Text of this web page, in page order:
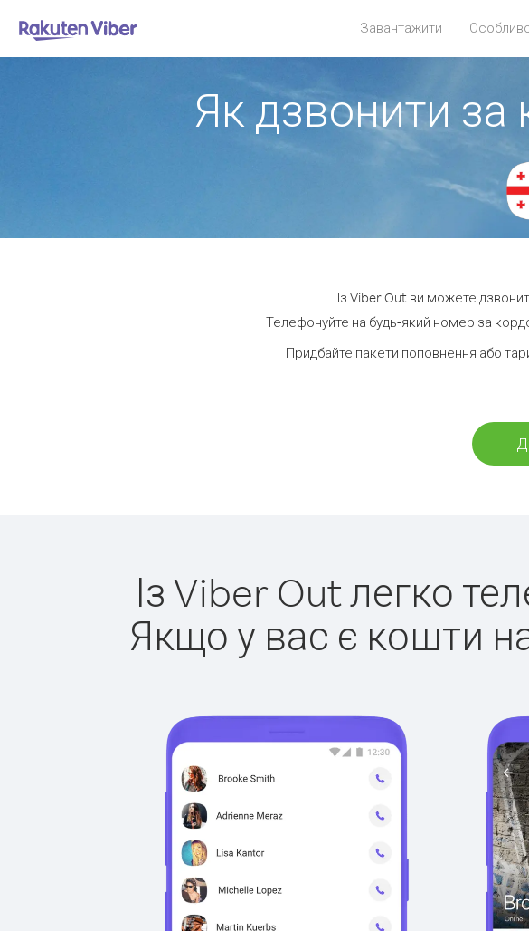
Завантажити
Як дзвонити за
Із Viber Out ви можете
Телефонуйте на будь-який номер за
Придбайте пакети поповнення або
Із Viber Out легко
Якщо у вас є кошти